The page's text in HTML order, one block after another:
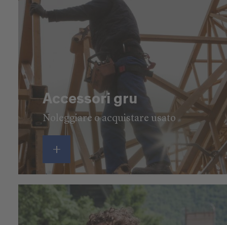
Accessori gru
Noleggiare o acquistare usato